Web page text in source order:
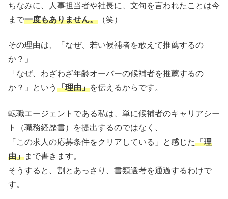
ちなみに、人事担当者や社長に、文句を言われたことは今
まで一度もありません。 （笑）
その理由は、「なぜ、若い候補者を敢えて推薦するの
か？」
「なぜ、わざわざ年齢オーバーの候補者を推薦するの
か？」という 「理由」を伝えるからです。
転職エージェントである私は、単に候補者のキャリアシー
ト（職務経歴書）を提出するのではなく、
「この求人の応募条件をクリアしている」と感じた「理
由」まで書きます。
そうすると、割とあっさり、書類選考を通過するわけで
す。